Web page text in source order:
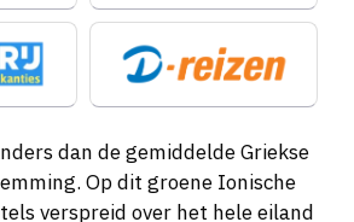
dan de gemiddelde Griekse
Op dit groene Ionische
verspreid over het hele eiland